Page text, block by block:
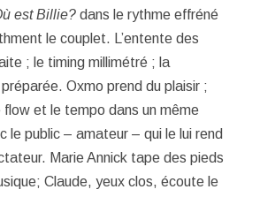
est Billie? dans le rythme effréné
le couplet. L’entente des
; le timing millimétré ; la
Oxmo prend du plaisir ;
et le tempo dans un même
le public – amateur – qui le lui rend
Marie Annick tape des pieds
Claude, yeux clos, écoute le